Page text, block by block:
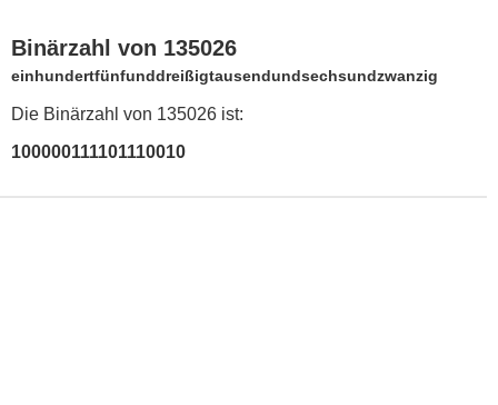
Binärzahl von 135026
einhundertfünfunddreißigtausendundsechsundzwanzig
Die Binärzahl von 135026 ist:
100000111101110010